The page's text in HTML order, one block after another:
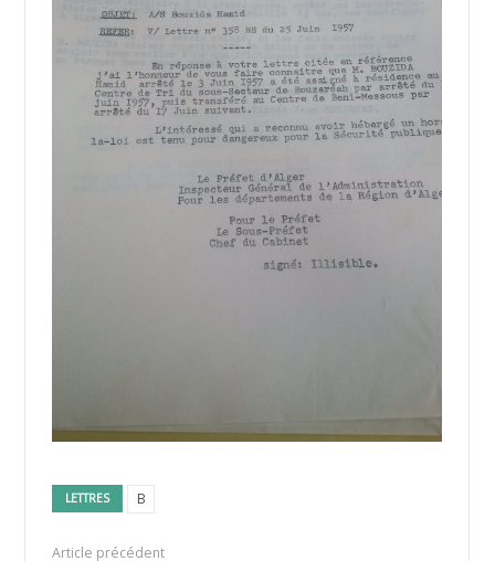
LETTRES B
Article précédent